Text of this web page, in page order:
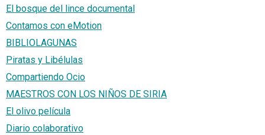
El bosque del lince documental
Contamos con eMotion
BIBLIOLAGUNAS
Piratas y Libélulas
Compartiendo Ocio
MAESTROS CON LOS NIÑOS DE SIRIA
El olivo película
Diario colaborativo